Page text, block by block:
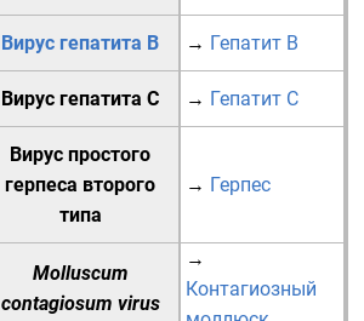
Вирус гепатита B → Гепатит B
Вирус гепатита C → Гепатит C
Вирус простого
герпеса второго
типа
→ Герпес
Molluscum
contagiosum virus
→
Контагиозный